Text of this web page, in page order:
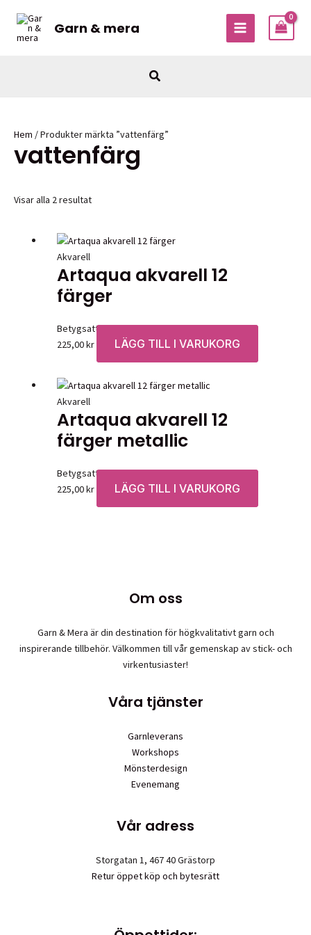
innehåll
Garn & mera
MAIN
Sök
Hem / Produkter märkta ”vattenfärg”
vattenfärg
Visar alla 2 resultat
Akvarell
Artaqua akvarell 12
färger
Betygsatt0av 5
225,00kr LÄGG TILL I VARUKORG
Akvarell
Artaqua akvarell 12
färger metallic
Betygsatt0av 5
225,00kr LÄGG TILL I VARUKORG
Om oss
Garn & Mera är din destination för högkvalitativt garn och
inspirerande tillbehör. Välkommen till vår gemenskap av stick- och
virkentusiaster!
Våra tjänster
Garnleverans
Workshops
Mönsterdesign
Evenemang
Vår adress
Storgatan 1, 467 40 Grästorp
Retur öppet köp och bytesrätt